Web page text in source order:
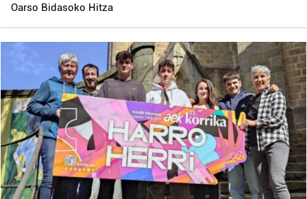
Oarso Bidasoko Hitza